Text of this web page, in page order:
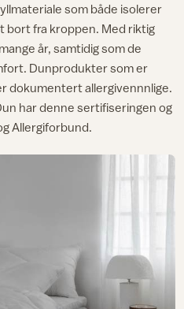
som både isolerer
fra kroppen. Med riktig
år, samtidig som de
Dunprodukter som er
dokumentert allergivennnlige.
har denne sertifiseringen og
Allergiforbund.